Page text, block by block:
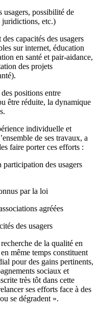
usagers, possibilité de
juridictions, etc.)
capacités des usagers
sur internet, éducation
en santé et pair-aidance,
des projets
positions entre
être réduite, la dynamique
individuelle et
de ses travaux, a
faire porter ces efforts :
participation des usagers
par la loi
agréées
des usagers
de la qualité en
même temps constituent
pour des gains pertinents,
sociaux et
très tôt dans cette
ses efforts face à des
se dégradent ».